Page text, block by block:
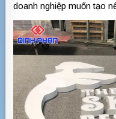
doanh nghiệp muốn tạo